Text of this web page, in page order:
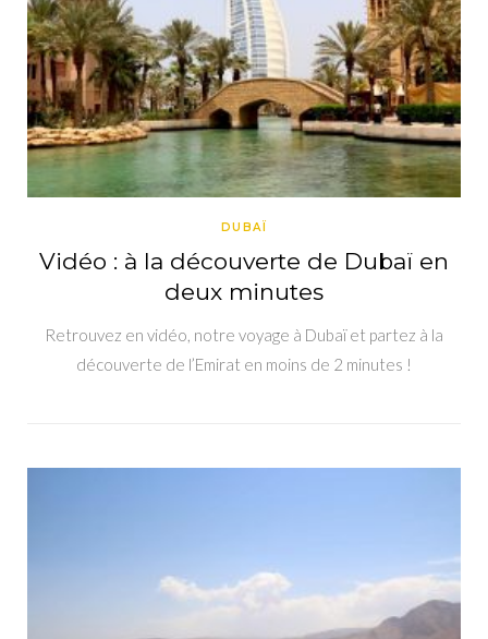
DUBAÏ
Vidéo : à la découverte de Dubaï en
deux minutes
Retrouvez en vidéo, notre voyage à Dubaï et partez à la
découverte de l’Emirat en moins de 2 minutes !